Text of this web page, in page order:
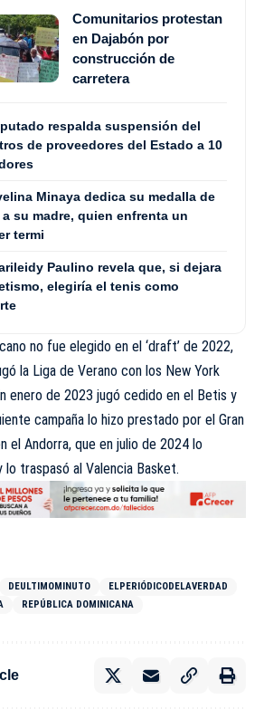
Comunitarios protestan
en Dajabón por
construcción de
carretera
respalda suspensión del
de proveedores del Estado a 10
Minaya dedica su medalla de
a su madre, quien enfrenta un
termi
Paulino revela que, si dejara
elegiría el tenis como
no fue elegido en el ‘draft’ de 2022,
la Liga de Verano con los New York
enero de 2023 jugó cedido en el Betis y
campaña lo hizo prestado por el Gran
el Andorra, que en julio de 2024 lo
lo traspasó al Valencia Basket.
DEULTIMOMINUTO
ELPERIÓDICODELAVERDAD
REPÚBLICA DOMINICANA